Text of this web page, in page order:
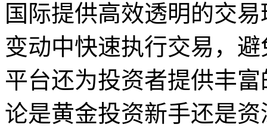
国际提供高效透明的交
变动中快速执行交易，
平台还为投资者提供丰
论是黄金投资新手还是